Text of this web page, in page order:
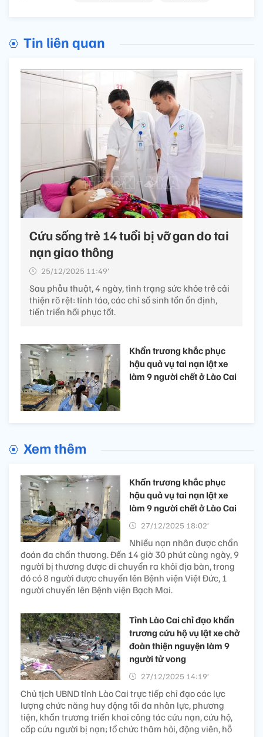
Tin liên quan
Cứu sống trẻ 14 tuổi bị vỡ gan do tai
nạn giao thông
25/12/2025 11:49’
Sau phẫu thuật, 4 ngày, tình trạng sức khỏe trẻ cải
thiện rõ rệt: tỉnh táo, các chỉ số sinh tồn ổn định,
tiến triển hồi phục tốt.
Khẩn trương khắc phục
hậu quả vụ tai nạn lật xe
làm 9 người chết ở Lào Cai
Xem thêm
Khẩn trương khắc phục
hậu quả vụ tai nạn lật xe
làm 9 người chết ở Lào Cai
27/12/2025 18:02’
Nhiều nạn nhân được chẩn
đoán đa chấn thương. Đến 14 giờ 30 phút cùng ngày, 9
người bị thương được di chuyển ra khỏi địa bàn, trong
đó có 8 người được chuyển lên Bệnh viện Việt Đức, 1
người chuyển lên Bệnh viện Bạch Mai.
Tỉnh Lào Cai chỉ đạo khẩn
trương cứu hộ vụ lật xe chở
đoàn thiện nguyện làm 9
người tử vong
27/12/2025 14:19’
Chủ tịch UBND tỉnh Lào Cai trực tiếp chỉ đạo các lực
lượng chức năng huy động tối đa nhân lực, phương
tiện, khẩn trương triển khai công tác cứu nạn, cứu hộ,
cấp cứu người bị nạn; tổ chức thăm hỏi, động viên, hỗ